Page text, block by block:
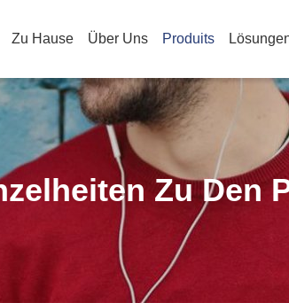
Zu Hause Über Uns Produits
Zu Den